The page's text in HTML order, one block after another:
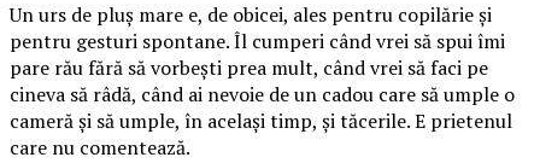
Un urs de pluș mare e, de obicei, ales pentru copilărie și
pentru gesturi spontane. Îl cumperi când vrei să spui îmi
pare rău fără să vorbești prea mult, când vrei să faci pe
cineva să râdă, când ai nevoie de un cadou care să umple o
cameră și să umple, în același timp, și tăcerile. E prietenul
care nu comentează.